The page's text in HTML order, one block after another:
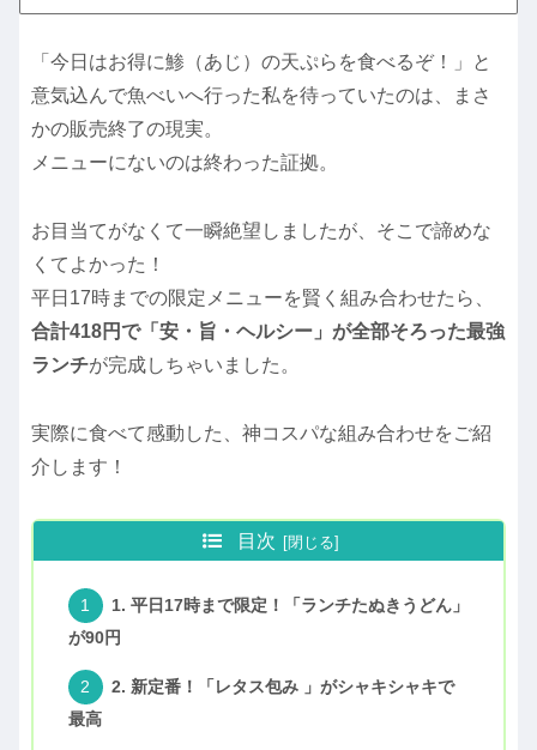
「今日はお得に鯵（あじ）の天ぷらを食べるぞ！」と
意気込んで魚べいへ行った私を待っていたのは、まさ
かの販売終了の現実。
メニューにないのは終わった証拠。
お目当てがなくて一瞬絶望しましたが、そこで諦めな
くてよかった！
平日17時までの限定メニューを賢く組み合わせたら、
合計418円で「安・旨・ヘルシー」が全部そろった最強
ランチが完成しちゃいました。
実際に食べて感動した、神コスパな組み合わせをご紹
介します！
目次
1. 平日17時まで限定！「ランチたぬきうどん」
が90円
2. 新定番！「レタス包み 」がシャキシャキで
最高